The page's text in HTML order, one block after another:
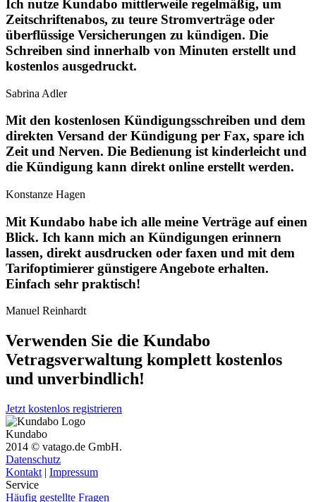
Ich nutze Kundabo mittlerweile regelmäßig, um
Zeitschriftenabos, zu teure Stromverträge oder
überflüssige Versicherungen zu kündigen. Die
Schreiben sind innerhalb von Minuten erstellt und
kostenlos ausgedruckt.
Sabrina Adler
Mit den kostenlosen Kündigungsschreiben und dem
direkten Versand der Kündigung per Fax, spare ich
Zeit und Nerven. Die Bedienung ist kinderleicht und
die Kündigung kann direkt online erstellt werden.
Konstanze Hagen
Mit Kundabo habe ich alle meine Verträge auf einen
Blick. Ich kann mich an Kündigungen erinnern
lassen, direkt ausdrucken oder faxen und mit dem
Tarifoptimierer günstigere Angebote erhalten.
Einfach sehr praktisch!
Manuel Reinhardt
Verwenden Sie die Kundabo
Vetragsverwaltung komplett kostenlos
und unverbindlich!
Jetzt kostenlos registrieren
Kundabo
2014 © vatago.de GmbH.
Datenschutz
Kontakt | Impressum
Service
Häufig gestellte Fragen